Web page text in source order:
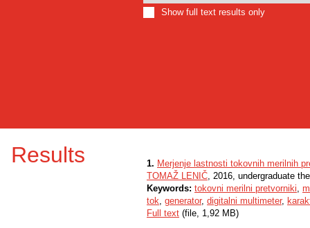
Show full text results only
Results 1. Merjenje lastnosti tokovnih merilnih
TOMAŽ LENIČ, 2016, undergraduate
Keywords: tokovni merilni pretvorniki,
tok, generator, digitalni multimeter,
Full text (file, 1,92 MB)